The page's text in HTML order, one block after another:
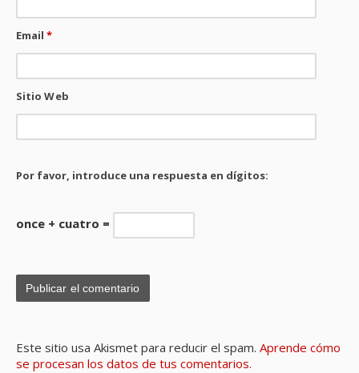
Email*
Sitio Web
Por favor, introduce una respuesta en dígitos:
once + cuatro =
Este sitio usa Akismet para reducir el spam. Aprende cómo
se procesan los datos de tus comentarios.